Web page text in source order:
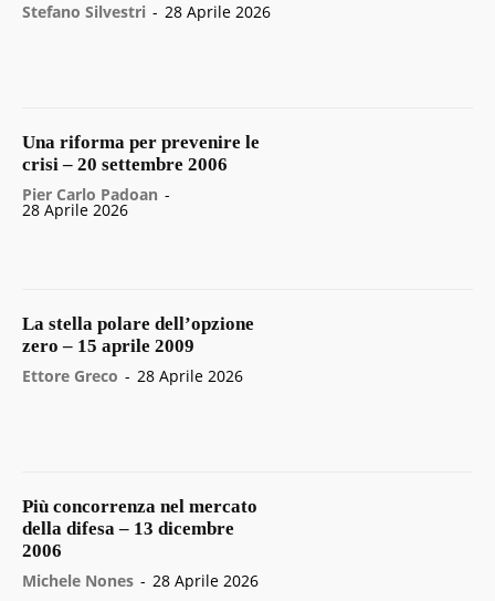
Stefano Silvestri - 28 Aprile 2026
Una riforma per prevenire le
crisi – 20 settembre 2006
Pier Carlo Padoan -
28 Aprile 2026
La stella polare dell’opzione
zero – 15 aprile 2009
Ettore Greco - 28 Aprile 2026
Più concorrenza nel mercato
della difesa – 13 dicembre
2006
Michele Nones - 28 Aprile 2026